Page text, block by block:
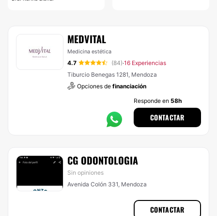
MEDVITAL
Medicina estética
4.7 (84)·16 Experiencias
Tiburcio Benegas 1281, Mendoza
Opciones de financiación
Responde en 58h
CONTACTAR
CG ODONTOLOGIA
Sin opiniones
Avenida Colón 331, Mendoza
CONTACTAR